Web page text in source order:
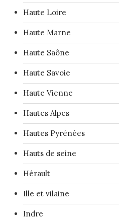
Haute Loire
Haute Marne
Haute Saône
Haute Savoie
Haute Vienne
Hautes Alpes
Hautes Pyrénées
Hauts de seine
Hérault
Ille et vilaine
Indre